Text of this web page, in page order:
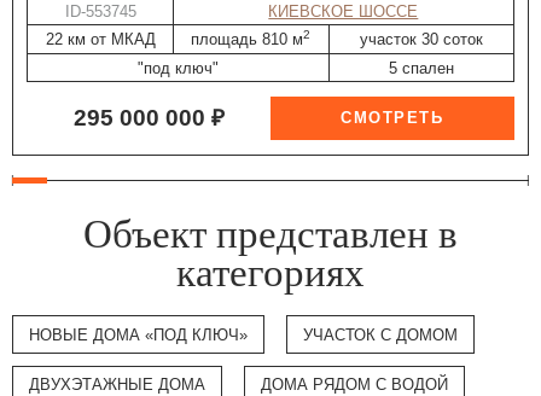
ID-553745
КИЕВСКОЕ ШОССЕ
22 км от МКАД
площадь 810 м2
участок 30 соток
"под ключ"
5 спален
295 000 000 ₽
Объект представлен в
категориях
НОВЫЕ ДОМА «ПОД КЛЮЧ» УЧАСТОК С ДОМОМ
ДВУХЭТАЖНЫЕ ДОМА ДОМА РЯДОМ С ВОДОЙ